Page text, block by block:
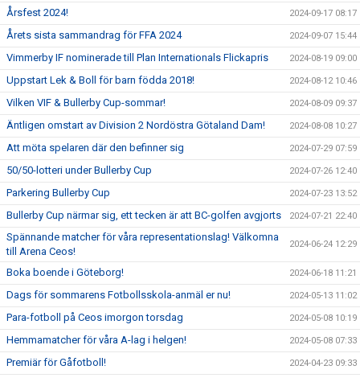
Årsfest 2024! 2024-09-17 08:17
Årets sista sammandrag för FFA 2024 2024-09-07 15:44
Vimmerby IF nominerade till Plan Internationals Flickapris 2024-08-19 09:00
Uppstart Lek & Boll för barn födda 2018! 2024-08-12 10:46
Vilken VIF & Bullerby Cup-sommar! 2024-08-09 09:37
Äntligen omstart av Division 2 Nordöstra Götaland Dam! 2024-08-08 10:27
Att möta spelaren där den befinner sig 2024-07-29 07:59
50/50-lotteri under Bullerby Cup 2024-07-26 12:40
Parkering Bullerby Cup 2024-07-23 13:52
Bullerby Cup närmar sig, ett tecken är att BC-golfen avgjorts 2024-07-21 22:40
Spännande matcher för våra representationslag! Välkomna
till Arena Ceos!
2024-06-24 12:29
Boka boende i Göteborg! 2024-06-18 11:21
Dags för sommarens Fotbollsskola-anmäl er nu! 2024-05-13 11:02
Para-fotboll på Ceos imorgon torsdag 2024-05-08 10:19
Hemmamatcher för våra A-lag i helgen! 2024-05-08 07:33
Premiär för Gåfotboll! 2024-04-23 09:33